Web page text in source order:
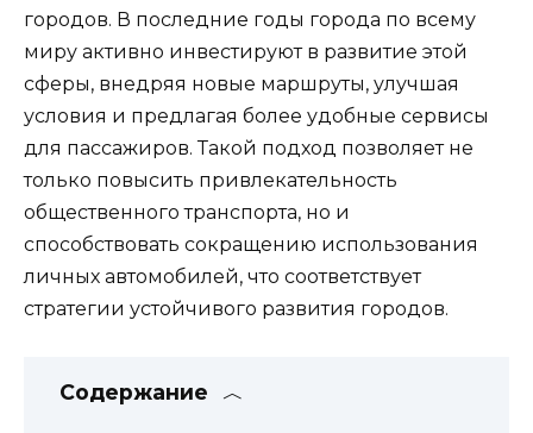
городов. В последние годы города по всему
миру активно инвестируют в развитие этой
сферы, внедряя новые маршруты, улучшая
условия и предлагая более удобные сервисы
для пассажиров. Такой подход позволяет не
только повысить привлекательность
общественного транспорта, но и
способствовать сокращению использования
личных автомобилей, что соответствует
стратегии устойчивого развития городов.
Содержание